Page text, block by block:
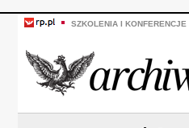
SZKOLENIA I KONFERENCJE